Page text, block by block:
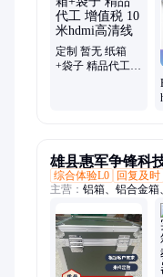
定制 暂无 纸箱
+袋子 精品代工
雄县惠军争锋科
综合体验L0
回复及时
主营： 铝箱、铝合金箱
纳箱、航空箱、工具
材箱、指挥作业箱、
箱、乐器包装箱、舞
设备箱、五金工具箱